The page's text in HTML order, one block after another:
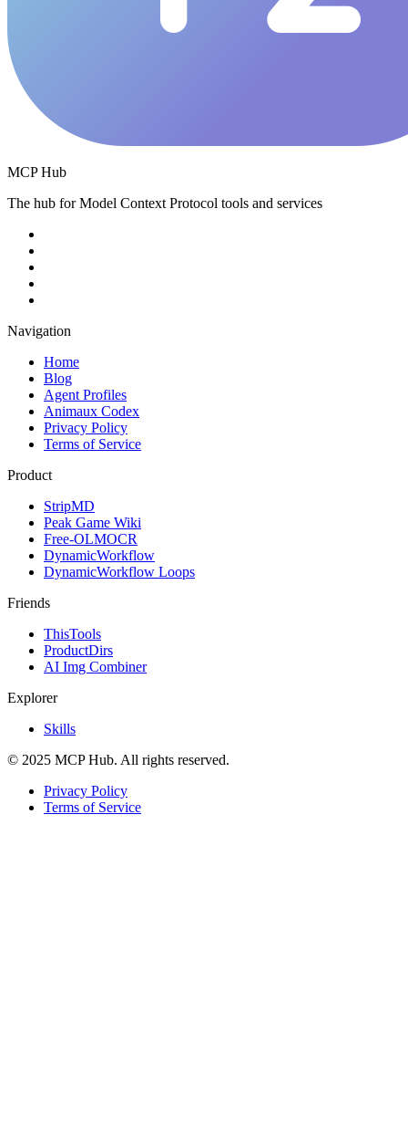
MCP Hub
The hub for Model Context Protocol tools and services
Navigation
Home
Blog
Agent Profiles
Animaux Codex
Privacy Policy
Terms of Service
Product
StripMD
Peak Game Wiki
Free-OLMOCR
DynamicWorkflow
DynamicWorkflow Loops
Friends
ThisTools
ProductDirs
AI Img Combiner
Explorer
Skills
© 2025 MCP Hub. All rights reserved.
Privacy Policy
Terms of Service